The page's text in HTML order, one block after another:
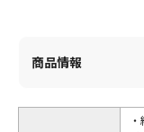
商品情報